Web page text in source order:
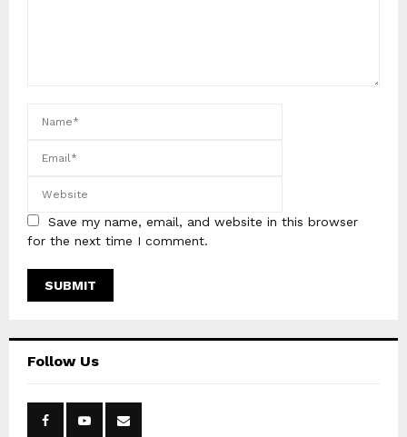
Save my name, email, and website in this browser
for the next time I comment.
Follow Us